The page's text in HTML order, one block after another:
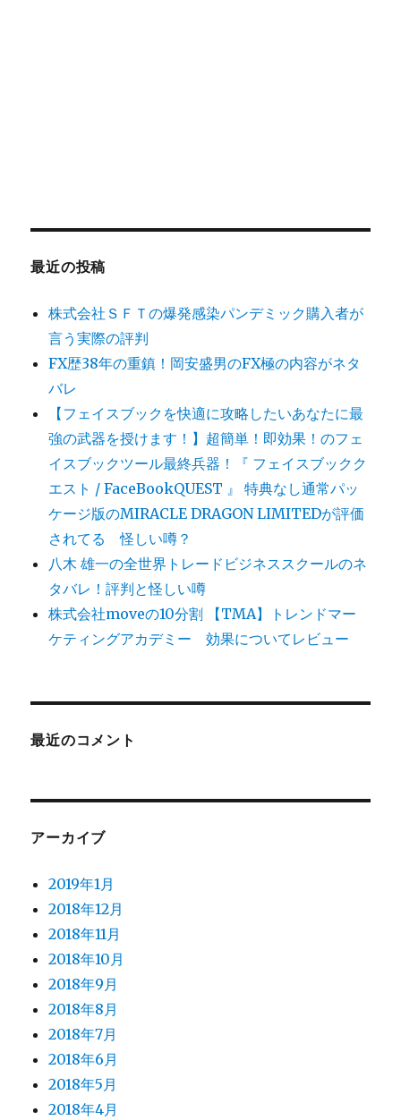
最近の投稿
株式会社ＳＦＴの爆発感染パンデミック購入者が
言う実際の評判
FX歴38年の重鎮！岡安盛男のFX極の内容がネタ
バレ
【フェイスブックを快適に攻略したいあなたに最
強の武器を授けます！】超簡単！即効果！のフェ
イスブックツール最終兵器！『 フェイスブックク
エスト / FaceBookQUEST 』 特典なし通常パッ
ケージ版のMIRACLE DRAGON LIMITEDが評価
されてる 怪しい噂？
八木 雄一の全世界トレードビジネススクールのネ
タバレ！評判と怪しい噂
株式会社moveの10分割 【TMA】トレンドマー
ケティングアカデミー 効果についてレビュー
最近のコメント
アーカイブ
2019年1月
2018年12月
2018年11月
2018年10月
2018年9月
2018年8月
2018年7月
2018年6月
2018年5月
2018年4月